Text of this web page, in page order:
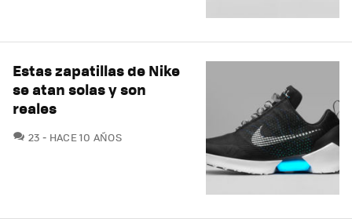
Estas zapatillas de Nike
se atan solas y son
reales
23 COMENTARIOS
HACE 10 AÑOS